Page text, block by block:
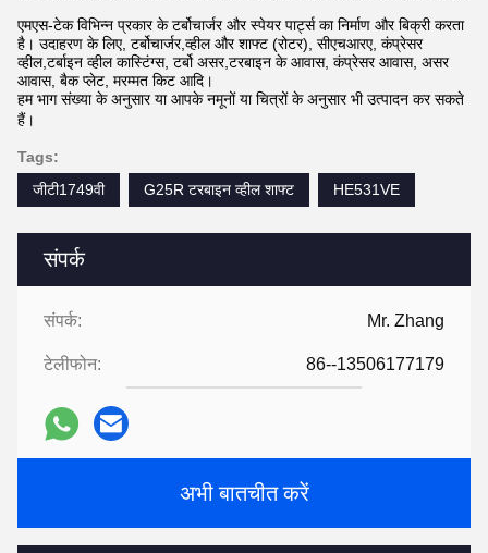
संपर्क
संपर्क: Mr. Zhang
टेलीफोन: 86--13506177179
अभी बातचीत करें
एमएस-टेक विभिन्न प्रकार के टर्बोचार्जर और स्पेयर पार्ट्स का निर्माण और बिक्री करता
है। उदाहरण के लिए, टर्बोचार्जर,व्हील और शाफ्ट (रोटर), सीएचआरए, कंप्रेसर
व्हील,टर्बाइन व्हील कास्टिंग्स, टर्बो असर,टरबाइन के आवास, कंप्रेसर आवास, असर
आवास, बैक प्लेट, मरम्मत किट आदि।
हम भाग संख्या के अनुसार या आपके नमूनों या चित्रों के अनुसार भी उत्पादन कर सकते
हैं।
Tags:
जीटी1749वी
G25R टरबाइन व्हील शाफ्ट HE531VE